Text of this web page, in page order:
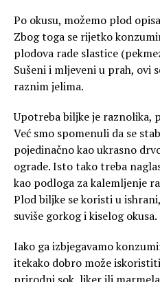
Po okusu, možemo plod
Zbog toga se rijetko
plodova rade slastice
Sušeni i mljeveni u prah, ovi
raznim jelima.
Upotreba biljke je raznolika,
Već smo spomenuli da se
pojedinačno kao ukrasno
ograde. Isto tako treba
kao podloga za kalemljenje
Plod biljke se koristi u
suviše gorkog i kiselog okusa.
Iako ga izbjegavamo
itekako dobro može